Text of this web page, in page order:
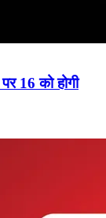
16 को होगी